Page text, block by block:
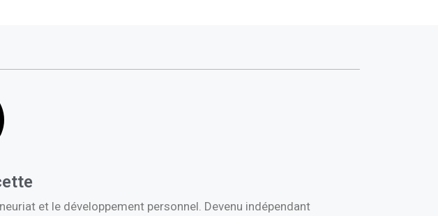
et le développement personnel. Devenu indépendant